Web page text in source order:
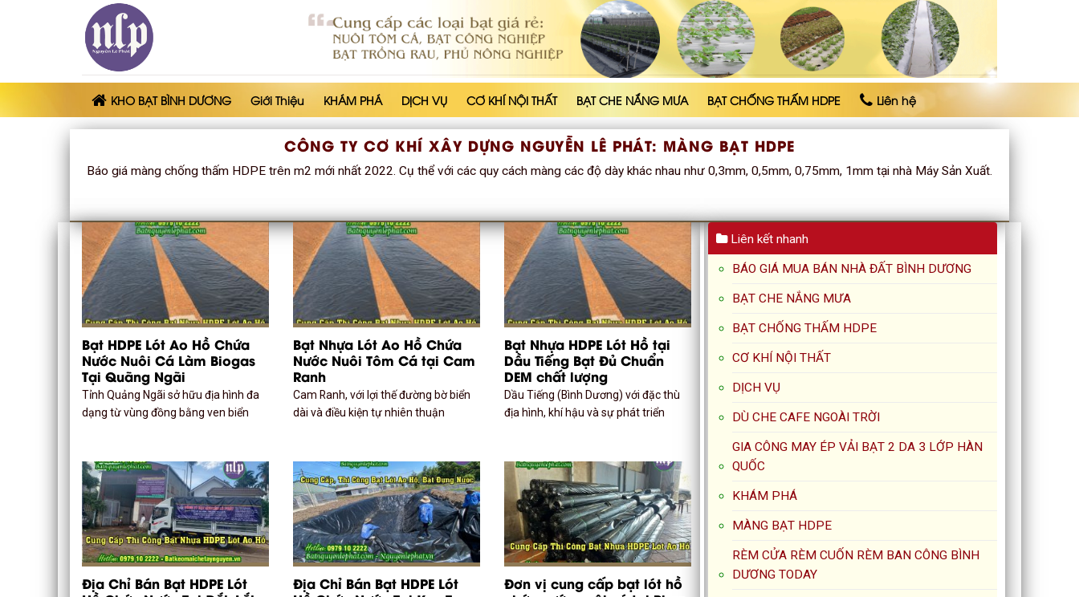
KHO BẠT BÌNH DƯƠNG Giới Thiệu KHÁM PHÁ DỊCH VỤ CƠ KHÍ NỘI THẤT BẠT CHE NẮNG MƯA BẠT CHỐNG THẤM HDPE Liên hệ
CÔNG TY CƠ KHÍ XÂY DỰNG NGUYỄN LÊ PHÁT: MÀNG BẠT HDPE
Báo giá màng chống thấm HDPE trên m2 mới nhất 2022. Cụ thể với các quy cách màng các độ dày khác nhau như 0,3mm, 0,5mm, 0,75mm, 1mm tại nhà Máy Sản Xuất.
Bạt HDPE Lót Ao Hồ Chứa
Nước Nuôi Cá Làm Biogas
Tại Quãng Ngãi
Tỉnh Quảng Ngãi sở hữu địa hình đa
dạng từ vùng đồng bằng ven biển
Bạt Nhựa Lót Ao Hồ Chứa
Nước Nuôi Tôm Cá tại Cam
Ranh
Cam Ranh, với lợi thế đường bờ biển
dài và điều kiện tự nhiên thuận
Bạt Nhựa HDPE Lót Hồ tại
Dầu Tiếng Bạt Đủ Chuẩn
DEM chất lượng
Dầu Tiếng (Bình Dương) với đặc thù
địa hình, khí hậu và sự phát triển
Địa Chỉ Bán Bạt HDPE Lót
Địa Chỉ Bán Bạt HDPE Lót
Đơn vị cung cấp bạt lót hồ
Liên kết nhanh
BÁO GIÁ MUA BÁN NHÀ ĐẤT BÌNH DƯƠNG
BẠT CHE NẮNG MƯA
BẠT CHỐNG THẤM HDPE
CƠ KHÍ NỘI THẤT
DỊCH VỤ
DÙ CHE CAFE NGOÀI TRỜI
GIA CÔNG MAY ÉP VẢI BẠT 2 DA 3 LỚP HÀN
QUỐC
KHÁM PHÁ
MÀNG BẠT HDPE
RÈM CỬA RÈM CUỐN RÈM BAN CÔNG BÌNH
DƯƠNG TODAY